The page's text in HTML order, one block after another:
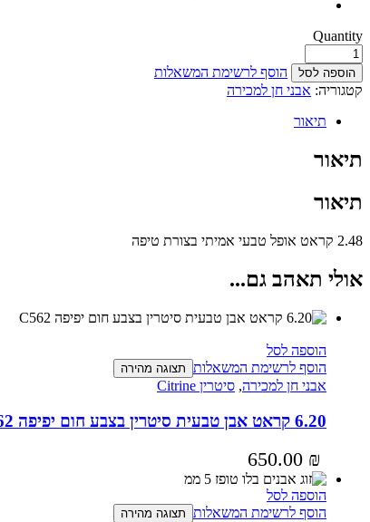
Quantity
הוספה לסל
הוסף לרשימת המשאלות
קטגוריה: אבני חן למכירה
תיאור
תיאור
תיאור
2.48 קראט אופל טבעי אמיתי בצורת טיפה
אולי תאהב גם...
הוספה לסל
הוסף לרשימת המשאלות תצוגה מהירה
אבני חן למכירה, סיטרין Citrine
6.20 קראט אבן טבעית סיטרין בצבע חום יפיפה C562
650.00 ₪
הוספה לסל
הוסף לרשימת המשאלות תצוגה מהירה